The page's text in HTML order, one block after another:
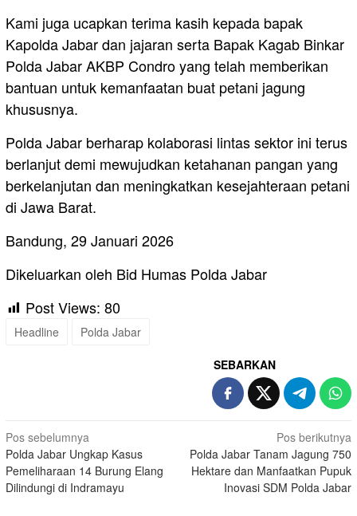
Kami juga ucapkan terima kasih kepada bapak
Kapolda Jabar dan jajaran serta Bapak Kagab Binkar
Polda Jabar AKBP Condro yang telah memberikan
bantuan untuk kemanfaatan buat petani jagung
khususnya.
Polda Jabar berharap kolaborasi lintas sektor ini terus
berlanjut demi mewujudkan ketahanan pangan yang
berkelanjutan dan meningkatkan kesejahteraan petani
di Jawa Barat.
Bandung, 29 Januari 2026
Dikeluarkan oleh Bid Humas Polda Jabar
Post Views: 80
Headline Polda Jabar
SEBARKAN
Navigasi
pos
Pos sebelumnya
Polda Jabar Ungkap Kasus
Pemeliharaan 14 Burung Elang
Dilindungi di Indramayu
Pos berikutnya
Polda Jabar Tanam Jagung 750
Hektare dan Manfaatkan Pupuk
Inovasi SDM Polda Jabar